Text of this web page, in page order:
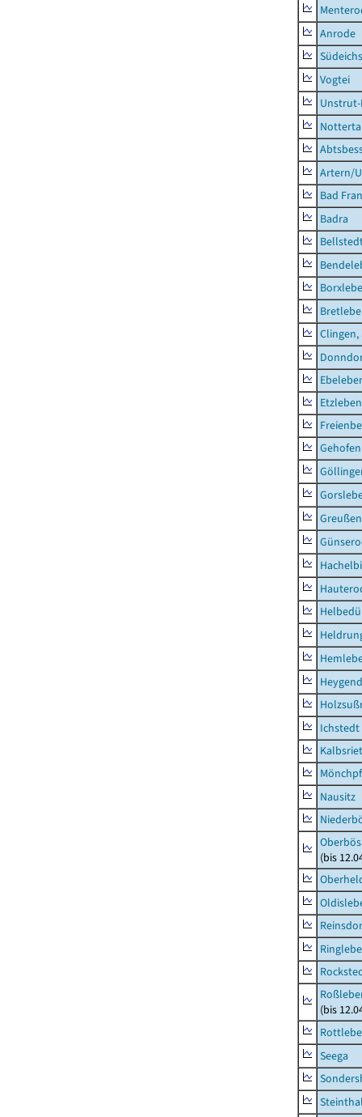
Anrode
Vogtei
Artern/
Bad
Badra
Etzleben
Gehofen
Ichstedt
Nausitz
(bis
(bis
Seega